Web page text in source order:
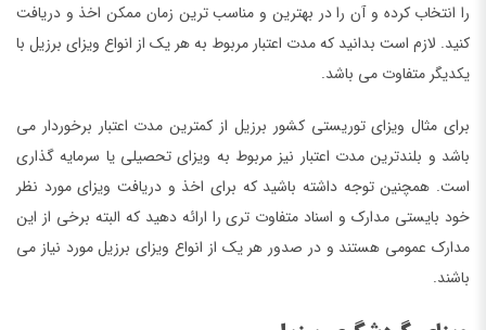
را انتخاب کرده و آن را در بهترین و مناسب ترین زمان ممکن اخذ و دریافت
کنید. لازم است بدانید که مدت اعتبار مربوط به هر یک از انواع ویزای برزیل با
یکدیگر متفاوت می باشد.
برای مثال ویزای توریستی کشور برزیل از کمترین مدت اعتبار برخوردار می
باشد و بلندترین مدت اعتبار نیز مربوط به ویزای تحصیلی یا سرمایه گذاری
است. همچنین توجه داشته باشید که برای اخذ و دریافت ویزای مورد نظر
خود بایستی مدارک و اسناد متفاوت تری را ارائه دهید که البته برخی از این
مدارک عمومی هستند و در صدور هر یک از انواع ویزای برزیل مورد نیاز می
باشند.